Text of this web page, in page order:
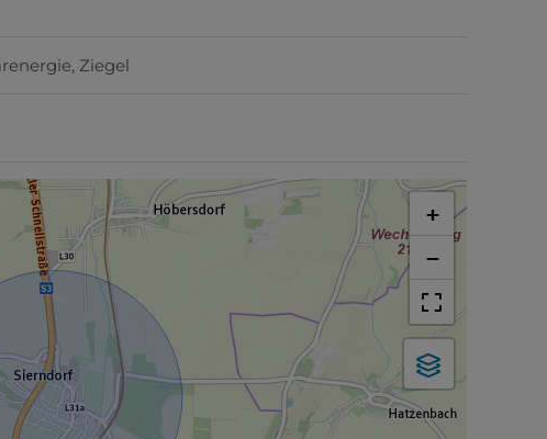
Ziegel
+
−